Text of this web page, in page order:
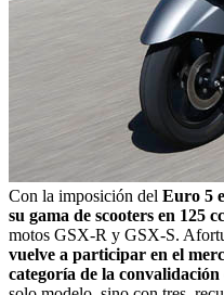
Con la imposición del Euro 5
su gama de scooters en 125 cc
motos GSX-R y GSX-S.
vuelve a participar en el
categoría de la convalidación